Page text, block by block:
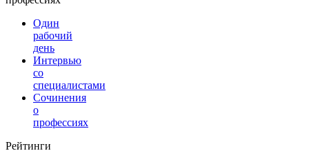
Один
рабочий
день
Интервью
со
специалистами
Сочинения
о
профессиях
Рейтинги